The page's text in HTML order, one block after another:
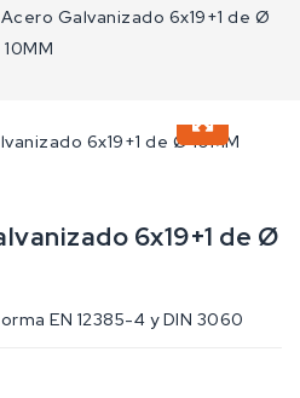
Galvanizado 6x19+1 de Ø
10MM
6x19+1 de Ø
EN 12385-4 y DIN 3060